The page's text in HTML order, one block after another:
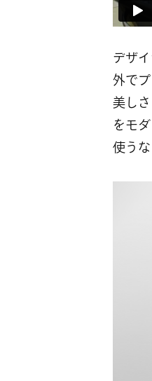
デザ
外で
美し
をモ
使う